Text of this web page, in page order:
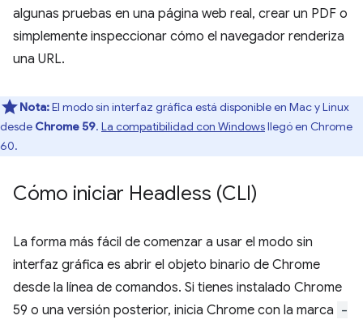
algunas pruebas en una página web real, crear un PDF o
simplemente inspeccionar cómo el navegador renderiza
una URL.
Nota:El modo sin interfaz gráfica está disponible en Mac y Linux
desde Chrome 59. La compatibilidad con Windowsllegó en Chrome
60.
Cómo iniciar Headless (CLI)
La forma más fácil de comenzar a usar el modo sin
interfaz gráfica es abrir el objeto binario de Chrome
desde la línea de comandos. Si tienes instalado Chrome
59 o una versión posterior, inicia Chrome con la marca -